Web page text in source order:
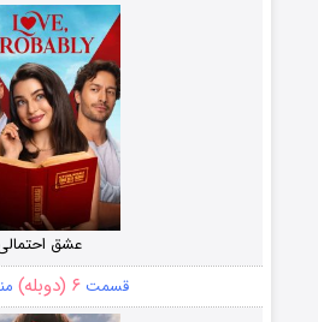
عشق
قسمت ۶ (دوبله)